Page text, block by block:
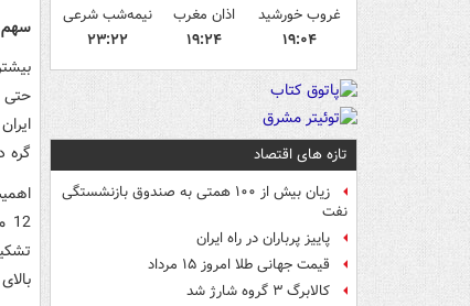
غروب خورشید
۱۹:۰۴
اذان مغرب
۱۹:۲۴
نیمه‌شب شرعی
۲۳:۲۲
تازه های اقتصاد
زیان بیش از ۱۰۰ همتی به صندوق‌ بازنشستگی
نفت
پاییز پرباران در راه ایران
قیمت جهانی طلا امروز ۱۵ مرداد
کالابرگ ۳ گروه شارژ شد
سهم ناچیز 3
حتی
گره
بالای 1 میلیون تومان قرار دارد.